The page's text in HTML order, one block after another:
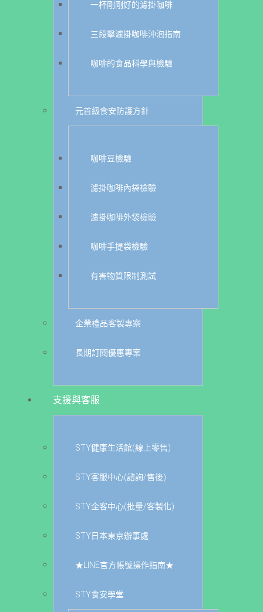
一杯剛剛好的濾掛咖啡
三段擊濾掛咖啡沖泡指南
咖啡的食品科學與檢驗
元首級食安防護方針
咖啡豆檢驗
濾掛咖啡內袋檢驗
濾掛咖啡外袋檢驗
咖啡手提袋檢驗
有害物質限制測試
企業禮品客製專案
長期訂閱優惠專案
支援與客服
STY健康生活館(線上零售)
STY客服中心(諮詢/售後)
STY企客中心(批量/客製化)
STY日本東京辦事處
★LINE官方帳號操作指南★
STY食安學堂